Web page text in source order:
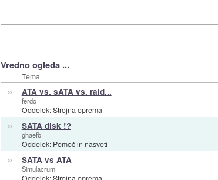
Vredno ogleda ...
Tema
» ATA vs. sATA vs. raid...
ferdo
Oddelek:Strojna oprema
» SATA disk !?
ghaefb
Oddelek: Pomoč in nasveti
» SATA vs ATA
Simulacrum
Oddelek:Strojna oprema